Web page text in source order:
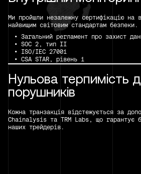
Ми пройшли незалежну сертифікацію на
найвищим світовим стандартам безпеки.
• Загальний регламент про захист
• SOC 2, тип II
• ISO/IEC 27001
• CSA STAR, рівень 1
Нульова терпимість
порушників
Кожна транзакція відстежується за
Chainalysis та TRM Labs, що гарантує
наших трейдерів.